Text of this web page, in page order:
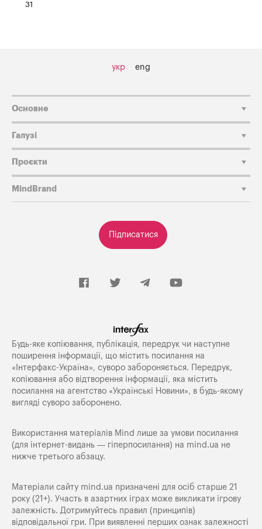
31
укр eng
Підписатися
Основне
Галузі
Проєкти
MindBrand
Будь-яке копiювання, публiкацiя, передрук чи наступне
поширення iнформацiї, що мiстить посилання на
«Iнтерфакс-Україна», суворо забороняється. Передрук,
копіювання або відтворення інформації, яка містить
посилання на агентство «Українські Новини», в будь-якому
вигляді суворо заборонено.
Використання матеріалів Mind лише за умови посилання
(для інтернет-видань — гіперпосилання) на mind.ua не
нижче третього абзацу.
Матеріали сайту mind.ua призначені для осіб старше 21
року (21+). Участь в азартних іграх може викликати ігрову
залежність. Дотримуйтесь правил (принципів)
відповідальної гри. При виявленні перших ознак залежності